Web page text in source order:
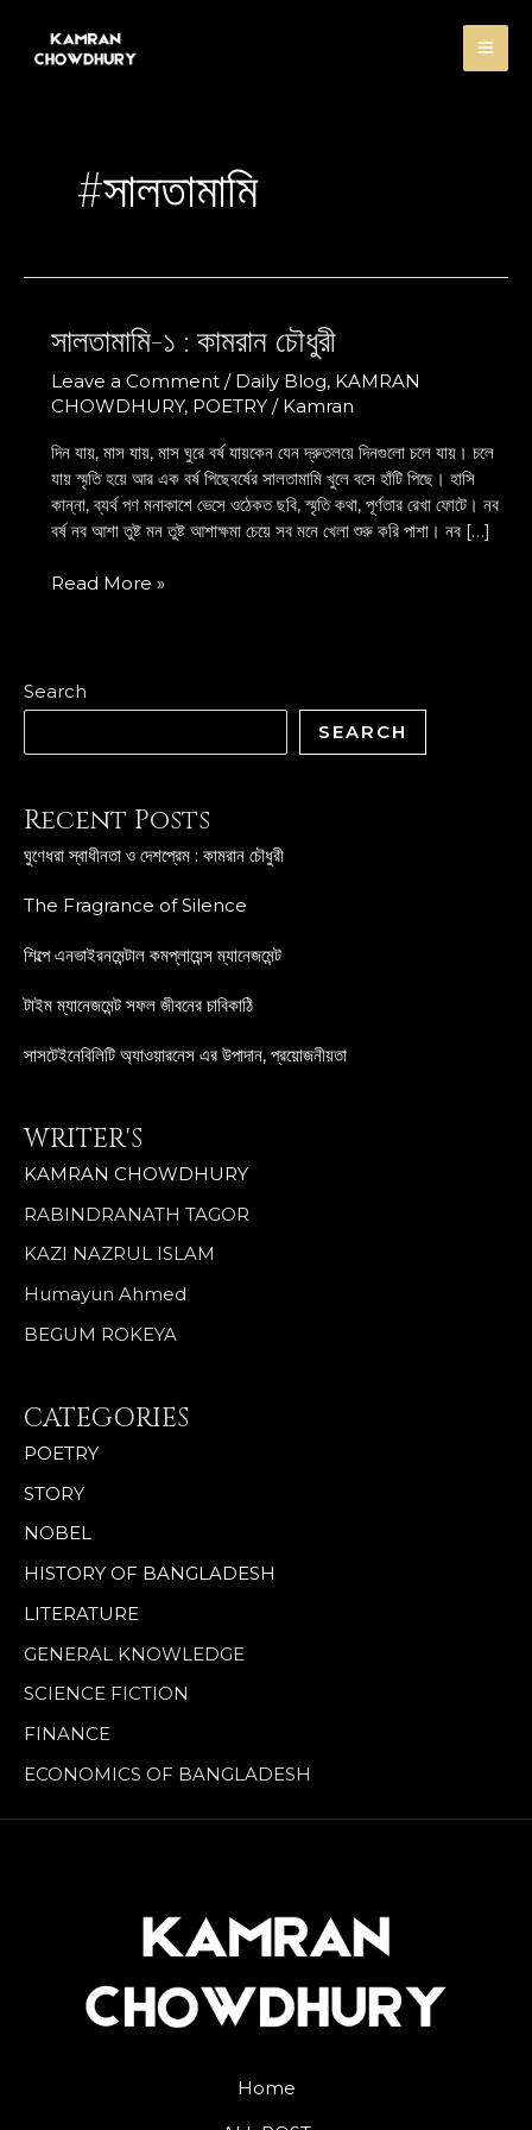
content
Search
SEARCH
Recent Posts
ঘুণেধরা স্বাধীনতা ও দেশপ্রেম : কামরান চৌধুরী
The Fragrance of Silence
শিল্পে এনভাইরনমেন্টাল কমপ্লায়েন্স ম্যানেজমেন্ট
টাইম ম্যানেজমেন্ট সফল জীবনের চাবিকাঠি
সাসটেইনেবিলিটি অ্যাওয়ারনেস এর উপাদান, প্রয়োজনীয়তা
WRITER'S
KAMRAN CHOWDHURY
RABINDRANATH TAGOR
KAZI NAZRUL ISLAM
Humayun Ahmed
BEGUM ROKEYA
CATEGORIES
POETRY
STORY
NOBEL
HISTORY OF BANGLADESH
LITERATURE
GENERAL KNOWLEDGE
SCIENCE FICTION
FINANCE
ECONOMICS OF BANGLADESH
#সালতামামি
সালতামামি-১ : কামরান চৌধুরী
Leave a Comment / Daily Blog, KAMRAN
CHOWDHURY, POETRY/ Kamran
দিন যায়, মাস যায়, মাস ঘুরে বর্ষ যায়কেন যেন দ্রুতলয়ে দিনগুলো চলে যায়। চলে
যায় স্মৃতি হয়ে আর এক বর্ষ পিছেবর্ষের সালতামামি খুলে বসে হাঁটি পিছে। হাসি
কান্না, ব্যর্থ পণ মনাকাশে ভেসে ওঠেকত ছবি, স্মৃতি কথা, পূর্ণতার রেখা ফোটে। নব
বর্ষ নব আশা তুষ্ট মন তুষ্ট আশাক্ষমা চেয়ে সব মনে খেলা শুরু করি পাশা। নব […]
সালতামামি-১
কামরান
চৌধুরী
Read More »
Home